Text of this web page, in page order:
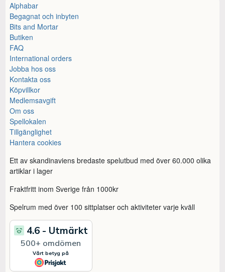
Alphabar
Begagnat och inbyten
Bits and Mortar
Butiken
FAQ
International orders
Jobba hos oss
Kontakta oss
Köpvillkor
Medlemsavgift
Om oss
Spellokalen
Tillgänglighet
Hantera cookies
Ett av skandinaviens bredaste spelutbud med över 60.000 olika
artiklar i lager
Fraktfritt inom Sverige från 1000kr
Spelrum med över 100 sittplatser och aktiviteter varje kväll